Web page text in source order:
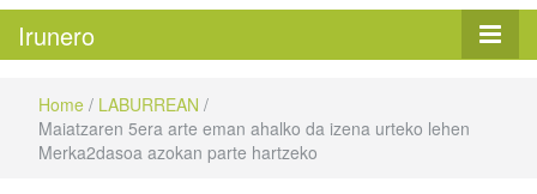
Irunero
Home / LABURREAN /
Maiatzaren 5era arte eman ahalko da izena urteko lehen
Merka2dasoa azokan parte hartzeko